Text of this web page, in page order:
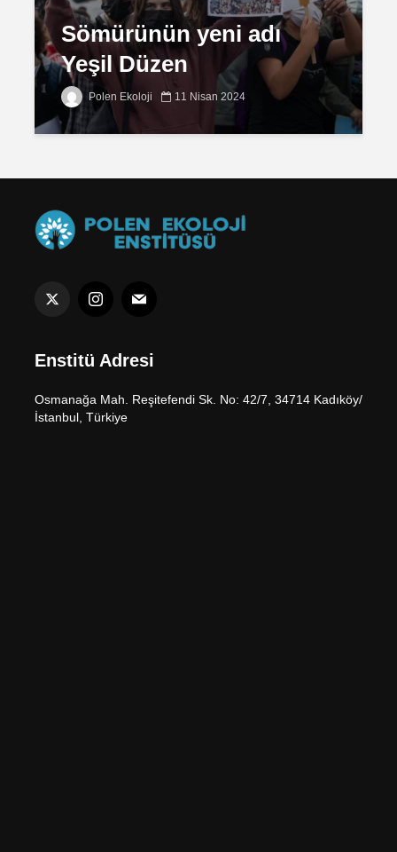
Sömürünün yeni adı
Yeşil Düzen
Polen Ekoloji 11 Nisan 2024
Enstitü Adresi
Osmanağa Mah. Reşitefendi Sk. No: 42/7, 34714 Kadıköy/
İstanbul, Türkiye